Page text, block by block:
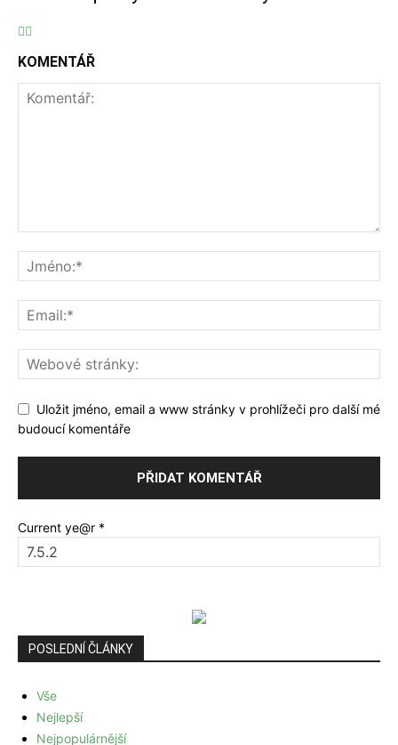
KOMENTÁŘ
Uložit jméno, email a www stránky v prohlížeči pro další mé
budoucí komentáře
Current ye@r *
POSLEDNÍ ČLÁNKY
Vše
Nejlepší
Nejpopulárnější